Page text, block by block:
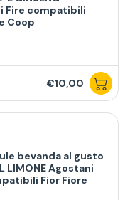
Fire compatibili
Coop
€10,00
bevanda al gusto
LIMONE Agostani
Fior Fiore